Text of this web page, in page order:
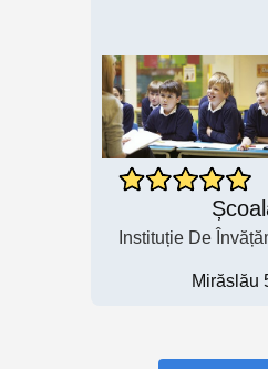
Instituție De
Mirăslău